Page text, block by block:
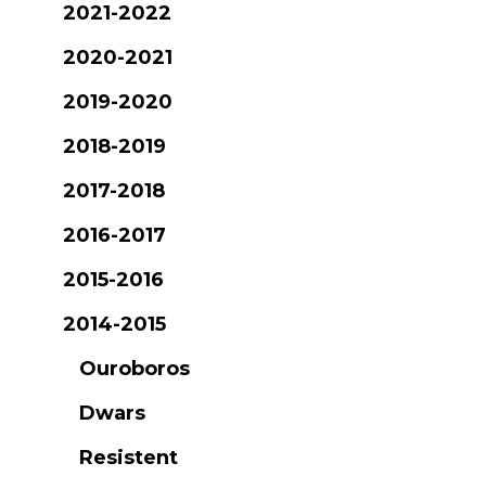
2021-2022
2020-2021
2019-2020
2018-2019
2017-2018
2016-2017
2015-2016
2014-2015
Ouroboros
Dwars
Resistent